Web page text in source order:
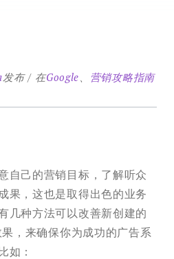
发布 在Google、 营销攻略指南
自己的营销目标，了解听众
果，这也是取得出色的业务
几种方法可以改善新创建的
，来确保你为成功的广告系
如：